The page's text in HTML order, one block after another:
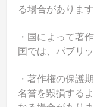
る場合があります
・国によって著
国では、パブリ
・著作権の保護
名誉を毀損する